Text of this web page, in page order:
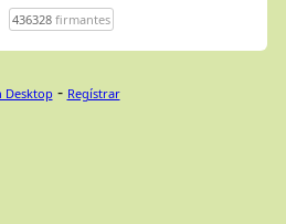
436328firmantes
Desktop - Regístrar